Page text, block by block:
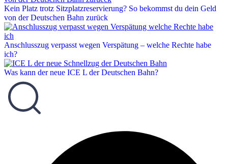
Kein Platz trotz Sitzplatzreservierung? So bekommst du dein Geld
von der Deutschen Bahn zurück
Anschlusszug verpasst wegen Verspätung – welche Rechte habe
ich?
Was kann der neue ICE L der Deutschen Bahn?